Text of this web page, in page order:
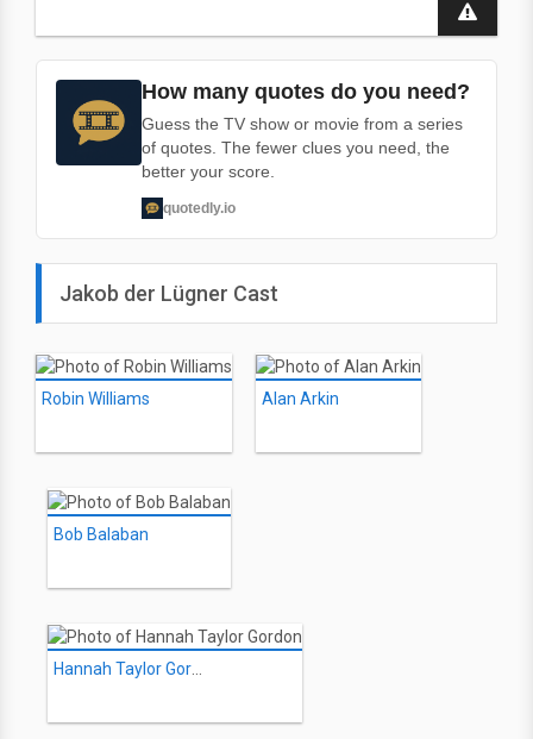
How many quotes do you need?
Guess the TV show or movie from a series
of quotes. The fewer clues you need, the
better your score.
quotedly.io
Jakob der Lügner Cast
Robin Williams Alan Arkin
Bob Balaban